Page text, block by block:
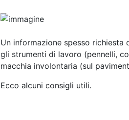
Un informazione spesso richiesta
gli strumenti di lavoro (pennelli,
macchia involontaria (sul
Ecco alcuni consigli utili.